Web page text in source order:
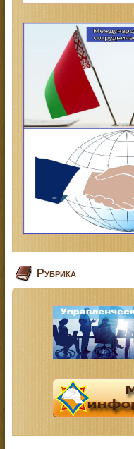
Рубрика